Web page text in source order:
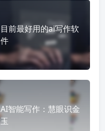
目前最好用的ai写作软
件
AI智能写作：慧眼识金
玉